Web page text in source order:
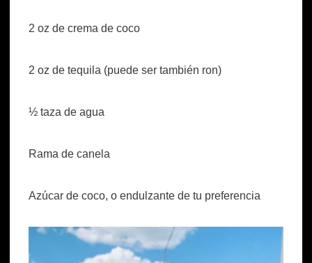
2 oz de crema de coco
2 oz de tequila (puede ser también ron)
½ taza de agua
Rama de canela
Azúcar de coco, o endulzante de tu preferencia